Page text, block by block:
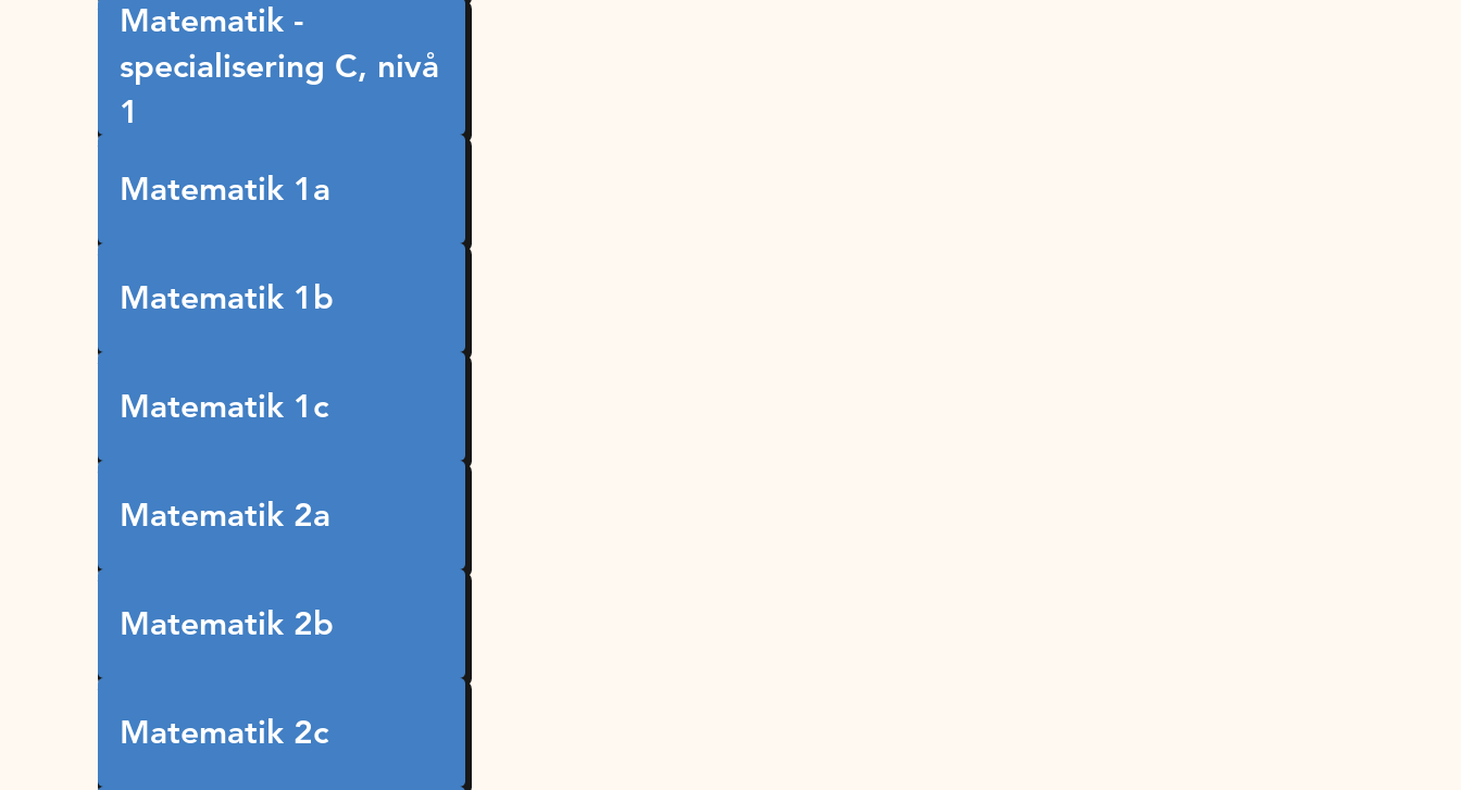
Matematik -
specialisering C, nivå
1
Matematik 1a
Matematik 1b
Matematik 1c
Matematik 2a
Matematik 2b
Matematik 2c